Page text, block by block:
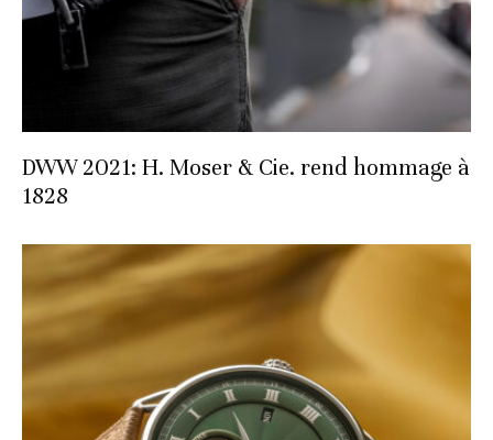
DWW 2021: H. Moser & Cie. rend hommage à
1828